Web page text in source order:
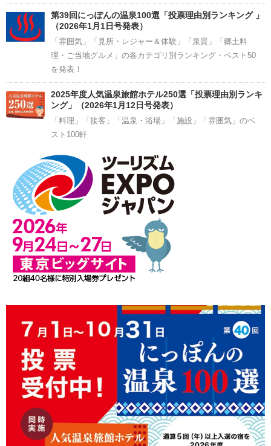
第39回にっぽんの温泉100選「投票理由別ランキング 」
（2026年1月1日号発表）
「雰囲気」「見所・レジャー＆体験」「泉質」「郷土料
理・ご当地グルメ」の各カテゴリ別ランキング・ベスト50
を発表！
2025年度人気温泉旅館ホテル250選「投票理由別ランキ
ング」（2026年1月12日号発表）
「料理」「接客」「温泉・浴場」「施設」「雰囲気」のベ
スト100軒